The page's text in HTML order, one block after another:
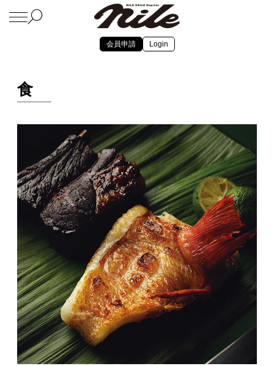
会員申請 Login
食